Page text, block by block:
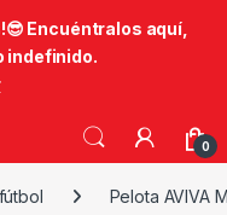
Encuéntralos aquí,
indefinido.
0
Pelota AVIVA